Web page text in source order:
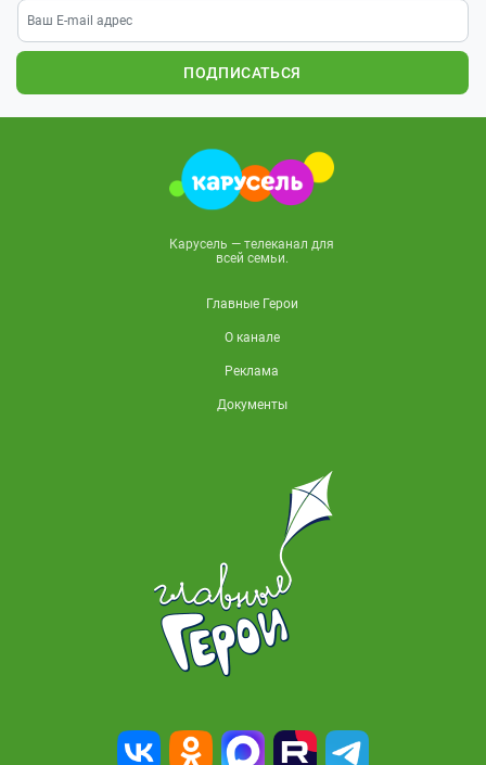
ПОДПИСАТЬСЯ
Карусель — телеканал для
всей семьи.
Главные Герои
О канале
Реклама
Документы